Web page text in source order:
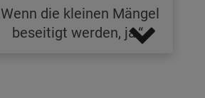
Wenn die kleinen Mängel
beseitigt werden, ja.